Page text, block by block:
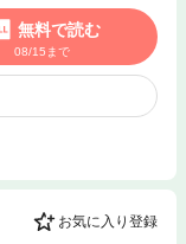
無料で読む
08/15まで
お気に入り登録